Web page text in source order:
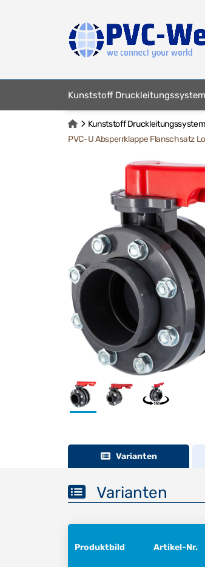
Kunststoff
Kunststoff
PVC-U Absperrklappe Flanschsatz
Varianten
Varianten
Produktbild Artikel-Nr.